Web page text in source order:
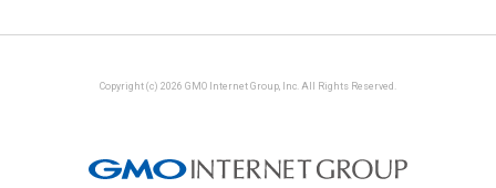
Copyright (c) 2026 GMO Internet Group, Inc. All Rights Reserved.